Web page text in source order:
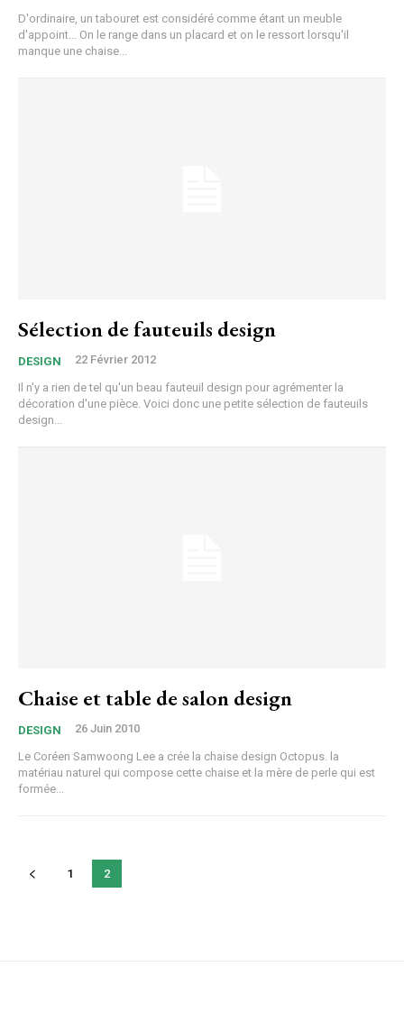
D'ordinaire, un tabouret est considéré comme étant un meuble
d'appoint... On le range dans un placard et on le ressort lorsqu'il
manque une chaise...
Sélection de fauteuils design
DESIGN 22 Février 2012
Il n'y a rien de tel qu'un beau fauteuil design pour agrémenter la
décoration d'une pièce. Voici donc une petite sélection de fauteuils
design...
Chaise et table de salon design
DESIGN 26 Juin 2010
Le Coréen Samwoong Lee a crée la chaise design Octopus. la
matériau naturel qui compose cette chaise et la mère de perle qui est
formée...
1 2